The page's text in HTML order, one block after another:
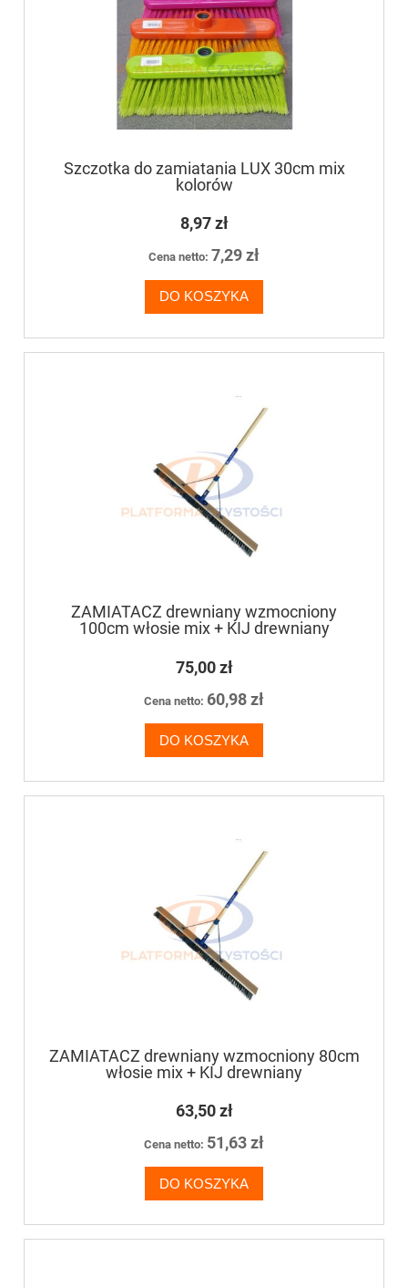
Szczotka do zamiatania LUX 30cm mix
kolorów
8,97 zł
Cena netto: 7,29 zł
DO KOSZYKA
ZAMIATACZ drewniany wzmocniony
100cm włosie mix + KIJ drewniany
75,00 zł
Cena netto: 60,98 zł
DO KOSZYKA
ZAMIATACZ drewniany wzmocniony 80cm
włosie mix + KIJ drewniany
63,50 zł
Cena netto: 51,63 zł
DO KOSZYKA